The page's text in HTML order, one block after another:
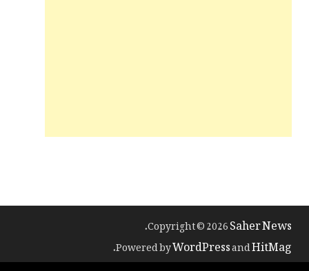
Copyright © 2026Saher News
.
Powered byWordPressandHitMag
.